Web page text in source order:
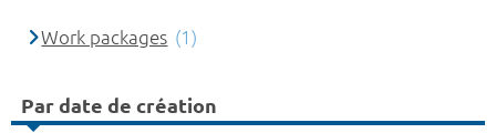
Work packages (1)
Par date de création